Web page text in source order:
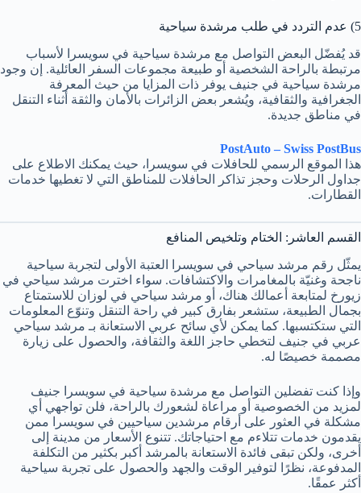
5) عدم التردد في طلب مرشدة سياحية
قد يُفضّل البعض التواصل مع مرشدة سياحية في سويسرا لأسباب
مرتبطة بالراحة الشخصية أو طبيعة مجموعات السفر العائلية. إن وجود
مرشدة سياحية في جنيف يوفر ذات المزايا من حيث المعرفة
الجغرافية والثقافية، ويُشعر بعض الزائرات بالأمان والثقة أثناء التنقل
في مناطق جديدة.
PostAuto – Swiss PostBus
هذا الموقع الرسمي للحافلات في سويسرا، حيث يمكنك الاطلاع على
جداول الرحلات وحجز تذاكر الحافلات للمناطق التي لا تغطيها خدمات
القطارات.
القسم العاشر: الختام وتلخيص المنافع
يمثّل رقم مرشد سياحي في سويسرا العتبة الأولى لتجربة سياحية
ناجحة وغنيّة بالمغامرات والاكتشافات. سواء اخترت مرشد سياحي في
زيورخ لمتابعة أعمالك هناك، أو مرشد سياحي في لوزان للاستمتاع
بجمال الطبيعة، ستشعر بفارق كبير في راحة التنقل وتنوّع المعلومات
التي ستكتسبها. كما يمكن لأي سائح عربي الاستعانة بـ مرشد سياحي
عربي في جنيف لتخطي حاجز اللغة والثقافة، والحصول على زيارة
مصممة خصيصًا له.
وإذا كنت تفضلين التواصل مع مرشدة سياحية في سويسرا جنيف
لمزيد من الخصوصية أو مراعاة لشعورك بالراحة، فلن تواجهي أي
مشكلة في العثور على أرقام مرشدين سياحيين في سويسرا ممن
يقدمون خدمات تتلاءم مع احتياجاتك. تتنوع الأسعار من مدينة إلى
أخرى، ولكن تبقى فائدة الاستعانة بالمرشد أكبر بكثير من التكلفة
المدفوعة، نظرًا لتوفير الوقت والجهد والحصول على تجربة سياحية
أكثر عمقًا.